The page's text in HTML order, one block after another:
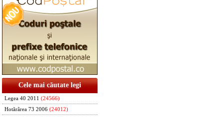
Cele mai căutate legi
Legea 40 2011 (24566)
Hotărârea 73 2006 (24012)